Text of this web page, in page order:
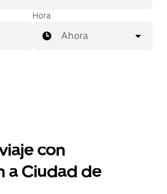
Hora
Ahora
con
a Ciudad de